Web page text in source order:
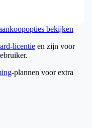
bekijken
licentie en zijn voor
-plannen voor extra